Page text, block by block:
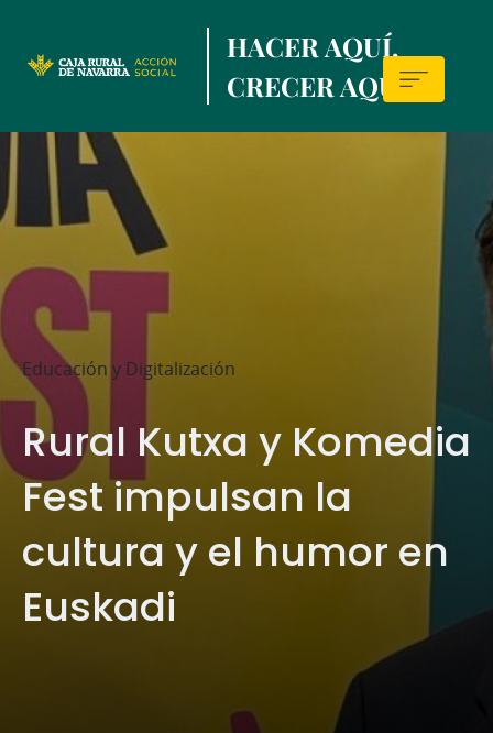
to
contentt
HACER AQUÍ,
CRECER AQUÍ.
Sala
de
prensa
Educación y Digitalización
Rural Kutxa y Komedia
Fest impulsan la
cultura y el humor en
Euskadi